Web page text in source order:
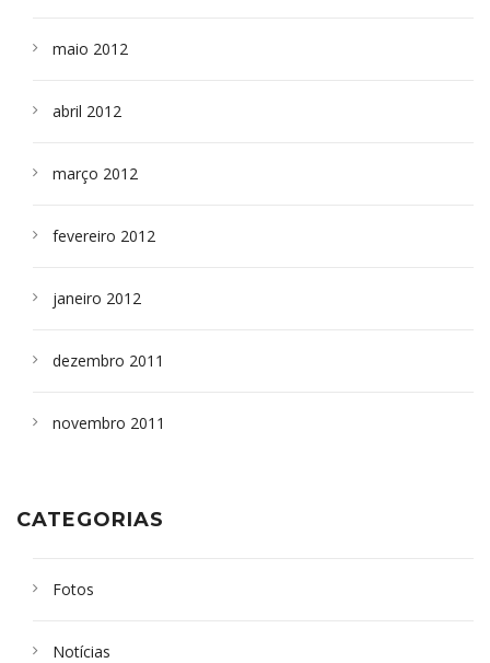
maio 2012
abril 2012
março 2012
fevereiro 2012
janeiro 2012
dezembro 2011
novembro 2011
CATEGORIAS
Fotos
Notícias